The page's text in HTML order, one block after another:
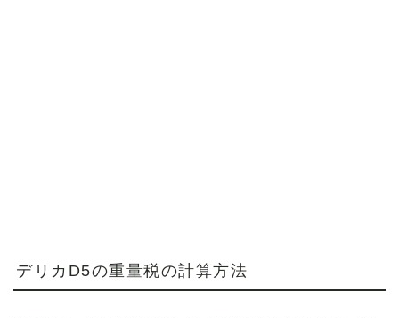
デリカD5の重量税の計算方法